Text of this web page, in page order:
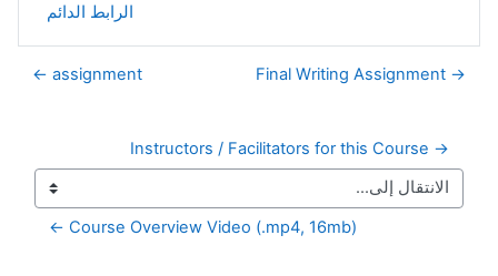
الرابط الدائم
→ Final Writing Assignment
assignment ←
→ Instructors / Facilitators for this Course
Course Overview Video (.mp4, 16mb) ←